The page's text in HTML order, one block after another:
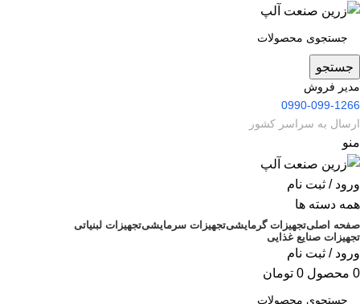
جستجو
مدیر فروش
0990-099-1266
ارسال به سراسر کشور
منو
ورود / ثبت نام
همه دسته ها
صفحه اصلیتجهیزات گرمایشیتجهیزات سرمایشیتجهیزات لبنیاتی
تجهیزات صنایع غذایی
ورود / ثبت نام
0 محصول 0 تومان